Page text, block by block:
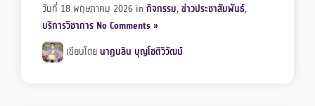
วันที่ 18 พฤษภาคม 2026 inกิจกรรม,ข่าวประชาสัมพันธ์,
บริการวิชาการ No Comments »
เขียนโดย นาฏนลิน บุญโชติวิวัฒน์